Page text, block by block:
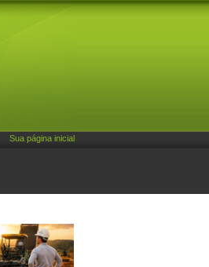
Sua página inicial